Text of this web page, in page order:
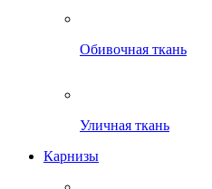
Обивочная ткань
Уличная ткань
Карнизы